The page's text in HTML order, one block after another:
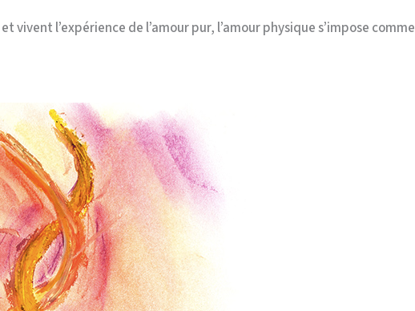
vivent l’expérience de l’amour pur, l’amour physique s’impose comme